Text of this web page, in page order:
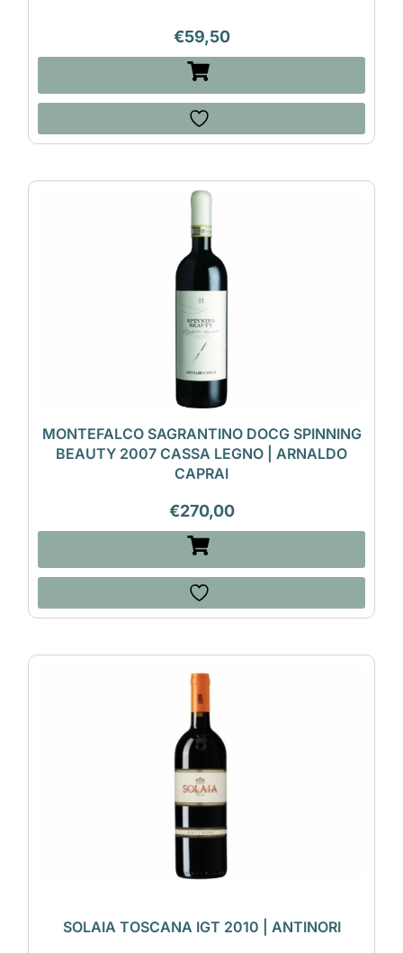
€59,50
MONTEFALCO SAGRANTINO DOCG SPINNING
BEAUTY 2007 CASSA LEGNO | ARNALDO
CAPRAI
€270,00
SOLAIA TOSCANA IGT 2010 | ANTINORI